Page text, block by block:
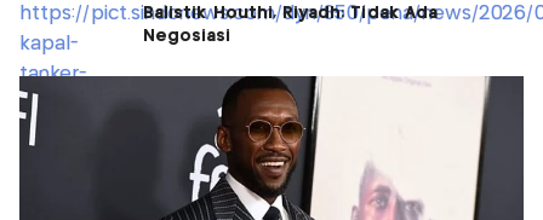
Balistik Houthi, Riyadh: Tidak Ada
Negosiasi